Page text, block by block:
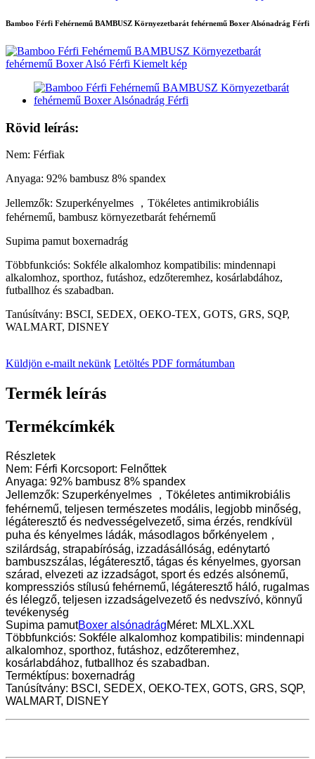
Bamboo Férfi Fehérnemű BAMBUSZ Környezetbarát fehérnemű Boxer Alsónadrág Férfi
Rövid leírás:
Nem: Férfiak
Anyaga: 92% bambusz 8% spandex
Jellemzők: Szuperkényelmes ，Tökéletes antimikrobiális
fehérnemű, bambusz környezetbarát fehérnemű
Supima pamut boxernadrág
Többfunkciós: Sokféle alkalomhoz kompatibilis: mindennapi
alkalomhoz, sporthoz, futáshoz, edzőteremhez, kosárlabdához,
futballhoz és szabadban.
Tanúsítvány: BSCI, SEDEX, OEKO-TEX, GOTS, GRS, SQP,
WALMART, DISNEY
Küldjön e-mailt nekünk Letöltés PDF formátumban
Termék leírás
Termékcímkék
Részletek
Nem: Férfi Korcsoport: Felnőttek
Anyaga: 92% bambusz 8% spandex
Jellemzők: Szuperkényelmes ，Tökéletes antimikrobiális
fehérnemű, teljesen természetes modális, legjobb minőség,
légáteresztő és nedvességelvezető, sima érzés, rendkívül
puha és kényelmes ládák, másodlagos bőrkényelem，
szilárdság, strapabíróság, izzadásállóság, edénytartó
bambuszszálas, légáteresztő, tágas és kényelmes, gyorsan
szárad, elvezeti az izzadságot, sport és edzés alsónemű,
kompressziós stílusú fehérnemű, légáteresztő háló, rugalmas
és lélegző, teljesen izzadságelvezető és nedvszívó, könnyű
tevékenység
Supima pamutBoxer alsónadrágMéret: MLXL.XXL
Többfunkciós: Sokféle alkalomhoz kompatibilis: mindennapi
alkalomhoz, sporthoz, futáshoz, edzőteremhez,
kosárlabdához, futballhoz és szabadban.
Terméktípus: boxernadrág
Tanúsítvány: BSCI, SEDEX, OEKO-TEX, GOTS, GRS, SQP,
WALMART, DISNEY